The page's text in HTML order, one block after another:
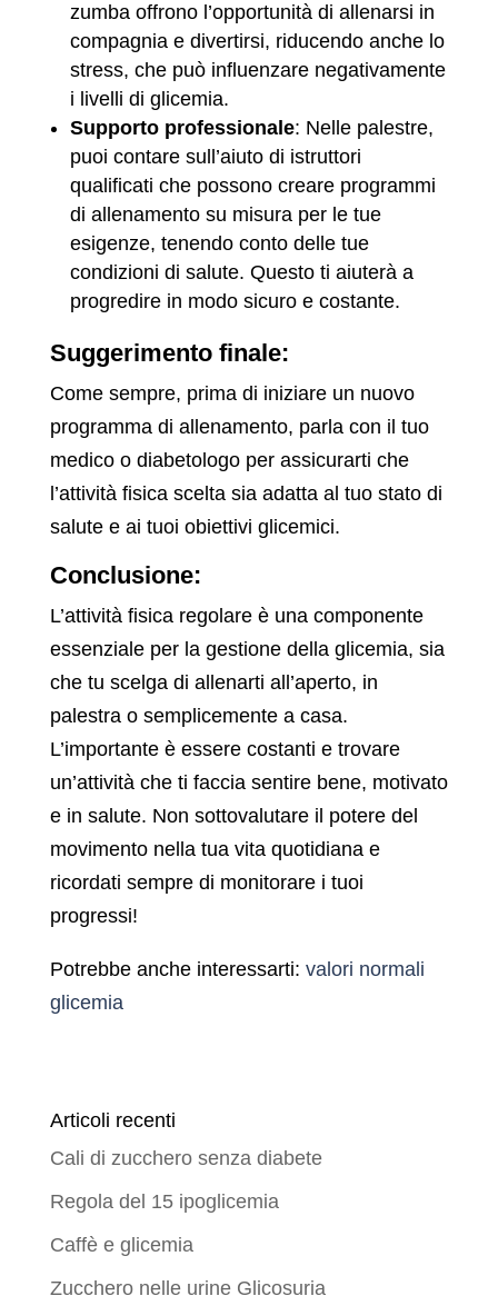
zumba offrono l’opportunità di allenarsi in
compagnia e divertirsi, riducendo anche lo
stress, che può influenzare negativamente
i livelli di glicemia.
Supporto professionale: Nelle palestre,
puoi contare sull’aiuto di istruttori
qualificati che possono creare programmi
di allenamento su misura per le tue
esigenze, tenendo conto delle tue
condizioni di salute. Questo ti aiuterà a
progredire in modo sicuro e costante.
Suggerimento finale:
Come sempre, prima di iniziare un nuovo
programma di allenamento, parla con il tuo
medico o diabetologo per assicurarti che
l’attività fisica scelta sia adatta al tuo stato di
salute e ai tuoi obiettivi glicemici.
Conclusione:
L’attività fisica regolare è una componente
essenziale per la gestione della glicemia, sia
che tu scelga di allenarti all’aperto, in
palestra o semplicemente a casa.
L’importante è essere costanti e trovare
un’attività che ti faccia sentire bene, motivato
e in salute. Non sottovalutare il potere del
movimento nella tua vita quotidiana e
ricordati sempre di monitorare i tuoi
progressi!
Potrebbe anche interessarti: valori normali
glicemia
Articoli recenti
Cali di zucchero senza diabete
Regola del 15 ipoglicemia
Caffè e glicemia
Zucchero nelle urine Glicosuria